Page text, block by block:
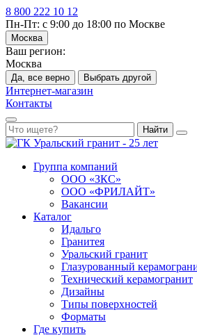
8 800 222 10 12
Пн-Пт: с 9:00 до 18:00 по Москве
Москва
Ваш регион:
Москва
Да, все верно Выбрать другой
Интернет-магазин
Контакты
Найти
Группа компаний
ООО «ЗКС»
ООО «ФРИЛАЙТ»
Вакансии
Каталог
Идальго
Гранитея
Уральский гранит
Глазурованный
Технический керамогранит
Дизайны
Типы поверхностей
Форматы
Где купить